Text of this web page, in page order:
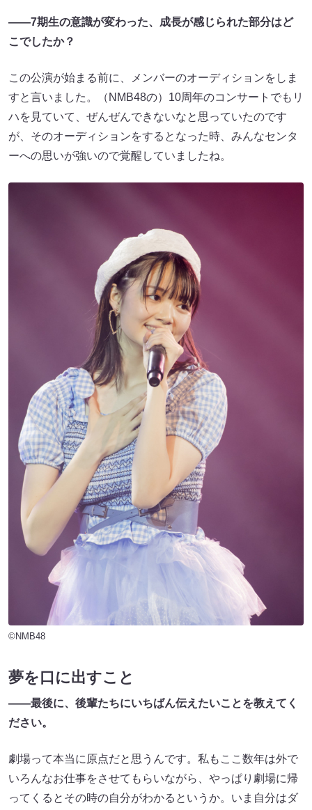
――7期生の意識が変わった、成長が感じられた部分はど
こでしたか？
この公演が始まる前に、メンバーのオーディションをしま
すと言いました。（NMB48の）10周年のコンサートでもリ
ハを見ていて、ぜんぜんできないなと思っていたのです
が、そのオーディションをするとなった時、みんなセンタ
ーへの思いが強いので覚醒していましたね。
©NMB48
夢を口に出すこと
――最後に、後輩たちにいちばん伝えたいことを教えてく
ださい。
劇場って本当に原点だと思うんです。私もここ数年は外で
いろんなお仕事をさせてもらいながら、やっぱり劇場に帰
ってくるとその時の自分がわかるというか。いま自分はダ